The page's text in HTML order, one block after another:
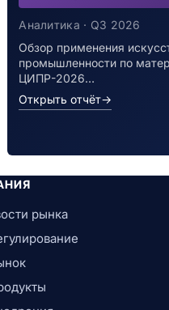
Аналитика · Q3 2026
Обзор применения
промышленности по
ЦИПР-2026…
Открыть отчёт→
рынка